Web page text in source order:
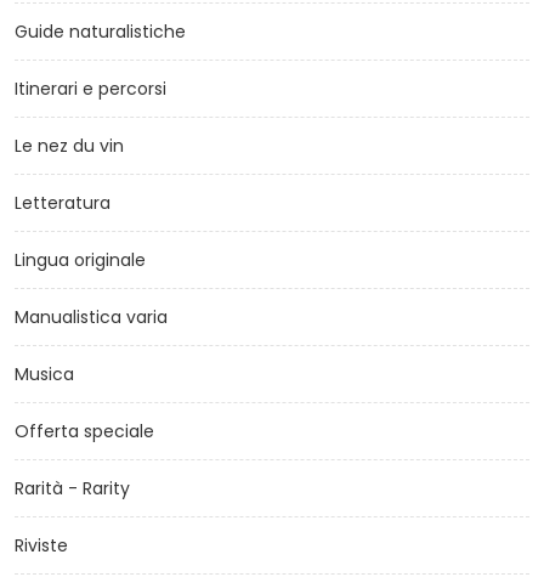
Guide naturalistiche
Itinerari e percorsi
Le nez du vin
Letteratura
Lingua originale
Manualistica varia
Musica
Offerta speciale
Rarità - Rarity
Riviste